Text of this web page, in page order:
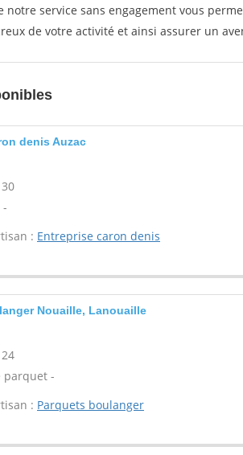
notre service sans engagement vous
de votre activité et ainsi assurer un
denis Auzac
-
: Entreprise caron denis
Nouaille, Lanouaille
parquet -
: Parquets boulanger